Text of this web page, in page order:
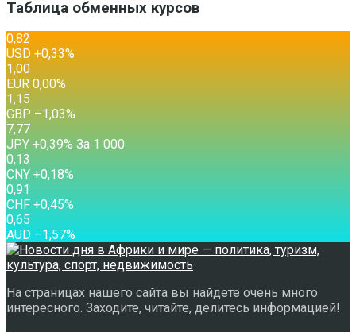
Таблица обменных курсов
0,82
USD +0,33%
1,00
EUR 0,00%
1,15
GBP –1,03%
7,77
JPY +0,39% За 1 000
0,13
CNY +0,18%
0,91
CHF +0,45%
0,65
AUD –1,57%
На страницах нашего сайта вы найдете очень много
интересного. Заходите, читайте, делитесь информацией!